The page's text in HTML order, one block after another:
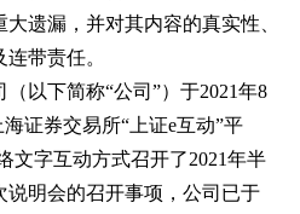
遗漏，并对其内容的真实性、
带责任。
下简称“公司”）于2021年8
海证券交易所“上证e互动”平
文字互动方式召开了2021年半
明会的召开事项，公司已于